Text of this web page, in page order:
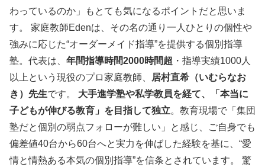
わっているのか」もとても気になるポイントだと思いま
す。 家庭教師Edenは、その名の通り一人ひとりの個性や
強みに応じた“オーダーメイド指導”を提供する個別指導
塾。代表は、 年間指導時間2000時間超 ・指導実績1000人
以上という現役のプロ家庭教師、
居村直希（いむらなお
き）先生です。 大手進学塾や私学教員を経て、「本当に
子どもが伸びる教育」を目指して独立。教育現場で「集団
塾だと個別の弱点フォローが難しい」と感じ、ご自身でも
偏差値40台から60台へと実力を伸ばした経験を基に、“愛
情と情熱ある本気の個別指導”を信条とされています。 驚